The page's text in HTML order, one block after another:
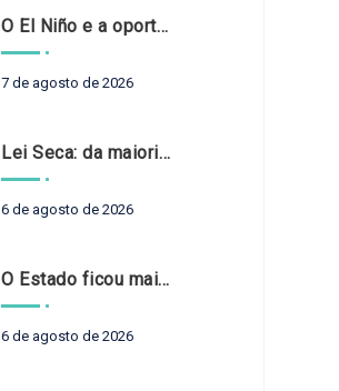
O El Niño e a oportunidade de fortalecer o controle externo das políticas climáticas
7 de agosto de 2026
Lei Seca: da maioridade à maturidade
6 de agosto de 2026
O Estado ficou mais complexo. O controle precisa acompanhar
6 de agosto de 2026